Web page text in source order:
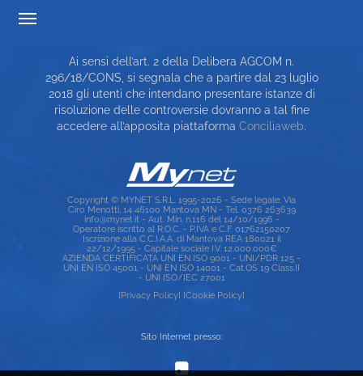
CARTA DEI SERVIZI
TOP RICERCHE
SITE MAP
Ai sensi dell’art. 2 della Delibera AGCOM n.
296/18/CONS, si segnala che a partire dal 23 luglio
2018 gli utenti che intendano presentare istanze di
risoluzione delle controversie dovranno a tal fine
accedere all’apposita piattaforma Conciliaweb.
Copyright © MYNET S.R.L. 1995-2026 - Sede legale: Via
Ciro Menotti, 14 46100 Mantova MN - Tel. 0376 263639
info@mynet.it - Aut. Min. n.116 del 14/10/1996 -
Operatore iscritto al R.O.C. - P.IVA e C.F. 01762150207
Iscrizione alla C.C.I.A.A. di Mantova REA 180021 il
22/12/1995 - Capitale sociale I.V. 12.000.000€
AZIENDA CERTIFICATA UNI EN ISO 9001 - UNI/PDR 125 -
UNI EN ISO 45001 - UNI EN ISO 14001 - Cat.OS 19 Class.II
- UNI ISO/IEC 27001
[Privacy Policy] [Cookie Policy]
Sito Internet presso: